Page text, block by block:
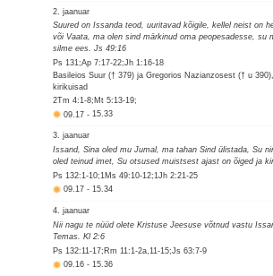
2. jaanuar
Suured on Issanda teod, uuritavad kõigile, kellel neist on
või Vaata, ma olen sind märkinud oma peopesadesse, su
silme ees. Js 49:16
Ps 131;Ap 7:17-22;Jh 1:16-18
Basileios Suur († 379) ja Gregorios Nazianzosest († u
kirikuisad
2Tm 4:1-8;Mt 5:13-19;
09.17-15.33
3. jaanuar
Issand, Sina oled mu Jumal, ma tahan Sind ülistada, Su
oled teinud imet, Su otsused muistsest ajast on õiged ja
Ps 132:1-10;1Ms 49:10-12;1Jh 2:21-25
09.17-15.34
4. jaanuar
Nii nagu te nüüd olete Kristuse Jeesuse võtnud vastu
Temas. Kl 2:6
Ps 132:11-17;Rm 11:1-2a,11-15;Js 63:7-9
09.16-15.36